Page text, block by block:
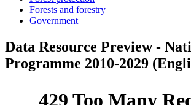
Forests and forestry
Government
Data Resource Preview -
Programme 2010-2029